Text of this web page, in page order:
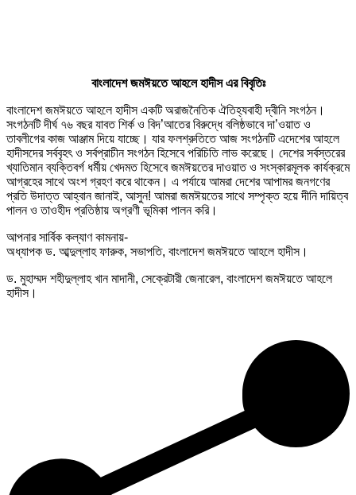
বাংলাদেশ জমঈয়তে আহলে হাদীস এর বিবৃতিঃ
বাংলাদেশ জমঈয়তে আহলে হাদীস একটি অরাজনৈতিক ঐতিহ্যবাহী দ্বীনি সংগঠন।
সংগঠনটি দীর্ঘ ৭৬ বছর যাবত শির্ক ও বিদ’আতের বিরুদ্ধে বলিষ্ঠভাবে দা’ওয়াত ও
তাবলীগের কাজ আঞ্জাম দিয়ে যাচ্ছে। যার ফলশ্রুতিতে আজ সংগঠনটি এদেশের আহলে
হাদীসদের সর্ববৃহৎ ও সর্বপ্রাচীন সংগঠন হিসেবে পরিচিতি লাভ করেছে। দেশের সর্বস্তরের
খ্যাতিমান ব্যক্তিবর্গ ধর্মীয় খেদমত হিসেবে জমঈয়তের দাওয়াত ও সংস্কারমূলক কার্যক্রমে
আগ্রহের সাথে অংশ গ্রহণ করে থাকেন। এ পর্যায়ে আমরা দেশের আপামর জনগণের
প্রতি উদাত্ত আহ্বান জানাই, আসুন! আমরা জমঈয়তের সাথে সম্পৃক্ত হয়ে দীনি দায়িত্ব
পালন ও তাওহীদ প্রতিষ্ঠায় অগ্রণী ভূমিকা পালন করি।
আপনার সার্বিক কল্যাণ কামনায়-
অধ্যাপক ড. আব্দুল্লাহ ফারুক, সভাপতি, বাংলাদেশ জমঈয়তে আহলে হাদীস।
ড. মুহাম্মদ শহীদুল্লাহ খান মাদানী, সেক্রেটারী জেনারেল, বাংলাদেশ জমঈয়তে আহলে
হাদীস।